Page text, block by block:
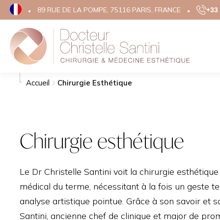
89 RUE DE LA POMPE, 75116 PARIS, FRANCE +33
LIFTING DU VISAGE
RHINOPLASTIE
OTOPLASTIE
GRAINS DE BEAUTÉ
CICATRICES
Rechercher
Accueil Chirurgie Esthétique
Chirurgie esthétique
Le Dr Christelle Santini voit la chirurgie
médical du terme, nécessitant à la fois un geste
analyse artistique pointue. Grâce à son savoir et
Santini, ancienne chef de clinique et major de